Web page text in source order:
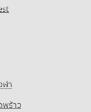
ฬา
พร้าว